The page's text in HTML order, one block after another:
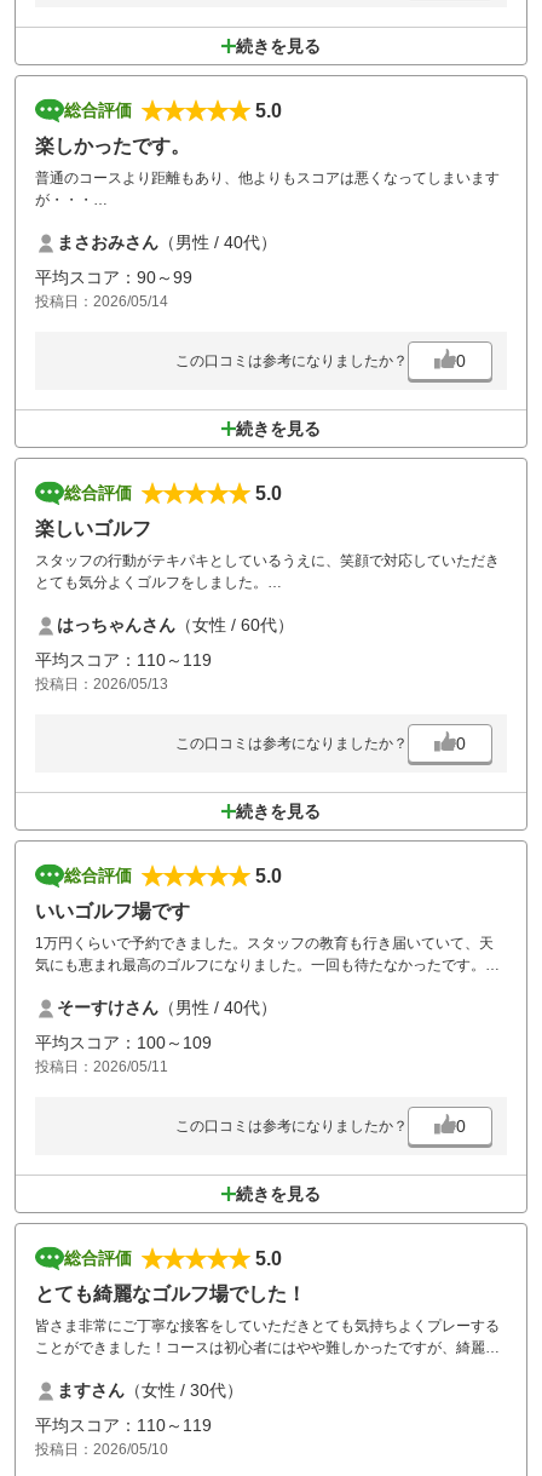
続きを見る
総合評価
5.0
楽しかったです。
普通のコースより距離もあり、他よりもスコアは悪くなってしまいます
が・・・
す。
グリーンは以前より硬くなったのか、グリーンオンしてもいつも以上に
跳ねてカラーまで
と言う事が何度か・・・難しいですが楽しめました。
まさおみさん （男性 / 40代）
平均スコア：90～99
投稿日：2026/05/14
この口コミは参考になりましたか？ 0
続きを見る
総合評価
5.0
楽しいゴルフ
スタッフの行動がテキパキとしているうえに、笑顔で対応していただき
とても気分よくゴルフをしました。
はっちゃんさん （女性 / 60代）
平均スコア：110～119
投稿日：2026/05/13
この口コミは参考になりましたか？ 0
続きを見る
総合評価
5.0
いいゴルフ場です
1万円くらいで予約できました。スタッフの教育も行き届いていて、天
気にも恵まれ最高のゴルフになりました。一回も待たなかったです。ま
そーすけさん （男性 / 40代）
平均スコア：100～109
投稿日：2026/05/11
この口コミは参考になりましたか？ 0
続きを見る
総合評価
5.0
とても綺麗なゴルフ場でした！
皆さま非常にご丁寧な接客をしていただきとても気持ちよくプレーする
ことができました！コースは初心者にはやや難しかったですが、綺麗な
ますさん （女性 / 30代）
平均スコア：110～119
投稿日：2026/05/10